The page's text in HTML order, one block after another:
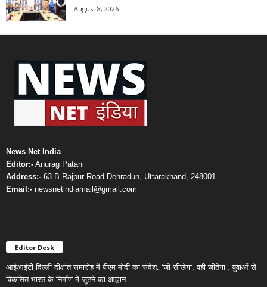
August 8, 2026
News Net India
Editor:- Anurag Patani
Address:- 63 B Rajpur Road Dehradun, Uttarakhand, 248001
Email:- newsnetindiamail@gmail.com
Editor Desk
आईआईटी दिल्ली दीक्षांत समारोह में पीएम मोदी का संदेश: ‘जो सीखेगा, वही जीतेगा’, युवाओं से
विकसित भारत के निर्माण में जुटने का आह्वान